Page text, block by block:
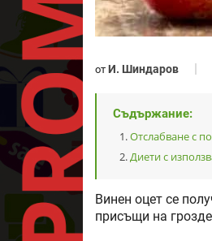
от И. Шиндаров
Съдържание:
Отслабване с
Диети с
Винен оцет се
присъщи на